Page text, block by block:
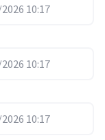
10:17
10:17
10:17